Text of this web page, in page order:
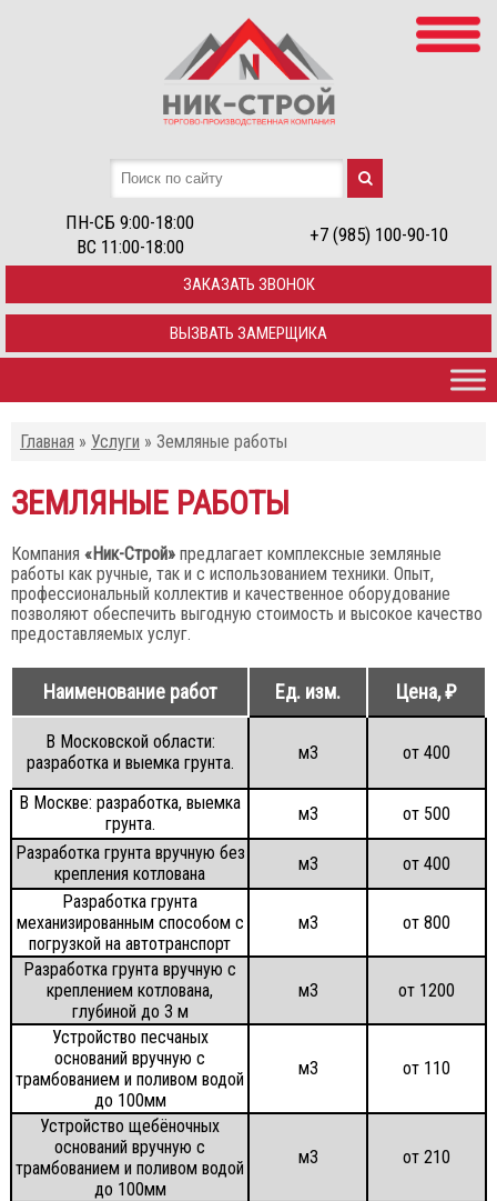
ПН-СБ 9:00-18:00
ВС 11:00-18:00
+7 (985) 100-90-10
ЗАКАЗАТЬ ЗВОНОК
ВЫЗВАТЬ ЗАМЕРЩИКА
Главная » Услуги » Земляные работы
ЗЕМЛЯНЫЕ РАБОТЫ
Компания «Ник-Строй» предлагает комплексные земляные
работы как ручные, так и с использованием техники. Опыт,
профессиональный коллектив и качественное оборудование
позволяют обеспечить выгодную стоимость и высокое качество
предоставляемых услуг.
Наименование работ Ед. изм. Цена, ₽
В Московской области:
разработка и выемка грунта.
м3 от 400
В Москве: разработка, выемка
грунта.
м3
от 500
Разработка грунта вручную без
крепления котлована
м3
от 400
Разработка грунта
механизированным способом с
погрузкой на автотранспорт
м3 от 800
Разработка грунта вручную с
креплением котлована,
глубиной до 3 м
м3 от 1200
Устройство песчаных
оснований вручную с
трамбованием и поливом водой
до 100мм
м3 от 110
Устройство щебёночных
оснований вручную с
трамбованием и поливом водой
до 100мм
м3 от 210